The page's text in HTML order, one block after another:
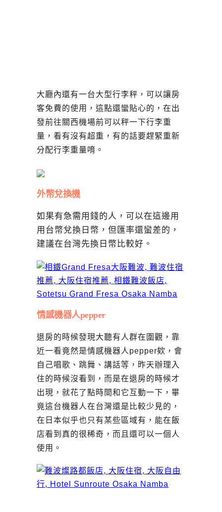
大廳內還有一台大型行李秤，可以讓房
客免費的使用，這點還蠻貼心的，在出
發前往關西機場前可以秤一下行李重
量，看有沒有超重，有的話要趕緊重新
分配行李重量唷。
外幣兌換機
如果有急需用錢的人，可以在這邊用
用台幣兌換日幣，但匯率還蠻差的，
建議在台灣先換日幣比較好。
情感機器人pepper
退房的時候發現大聽有人群在圍觀，靠
近一看竟然是情感機器人pepper欸，會
自己唱歌、跳舞、講話等，昨天辦理入
住的時候沒看到，而是在退房的時候才
出現，就花了點時間和它互動一下，畢
竟這台機器人在台灣還是比較少見的，
在日本似乎也只有某些區域有，能在飯
店看到真的很稀奇，而且還可以一個人
使用。